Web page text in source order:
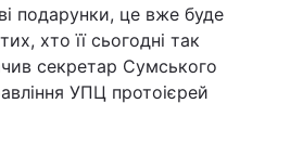
подарунки, це вже буде
хто її сьогодні так
секретар Сумського
УПЦ протоієрей